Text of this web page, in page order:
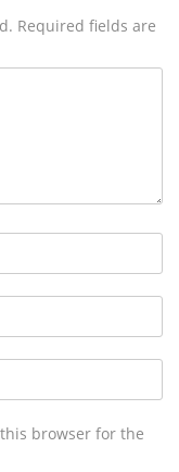
Required fields are
browser for the